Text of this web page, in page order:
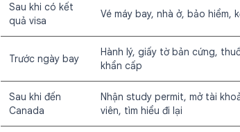
Sau khi có kết
quả visa
Vé máy bay, nhà ở, bảo hiểm,
Trước ngày bay
Hành lý, giấy tờ bản cứng,
khẩn cấp
Sau khi đến
Canada
Nhận study permit, mở tài
viên, tìm hiểu đi lại